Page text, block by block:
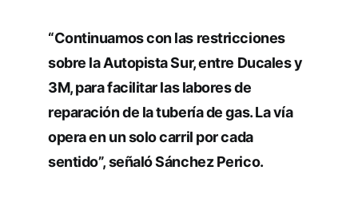
“Continuamos con las restricciones
sobre la Autopista Sur, entre Ducales y
3M, para facilitar las labores de
reparación de la tubería de gas. La vía
opera en un solo carril por cada
sentido”, señaló Sánchez Perico.